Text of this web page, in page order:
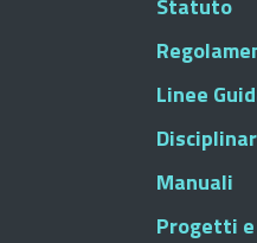
Statuto
Linee
Manuali
Progetti